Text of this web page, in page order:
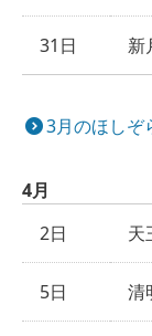
31日 新
3月のほしぞ
4月
2日
天
5日 清